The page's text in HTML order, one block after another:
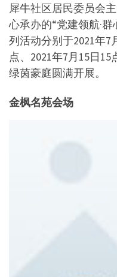
犀牛社区居民委员会
心承办的“党建领航·
列活动分别于2021年7
点、2021年7月15日15
绿茵豪庭圆满开展。
金枫名苑会场